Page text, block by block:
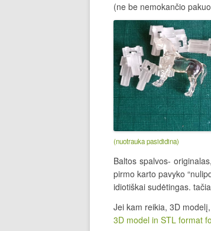
(ne be nemokančio
(nuotrauka pasididina)
Baltos spalvos-
pirmo karto pavyko
idiotiškai sudėtingas.
Jei kam reikia, 3D
3D model in STL format